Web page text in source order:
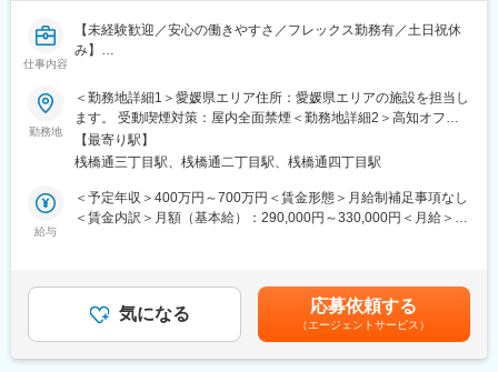
変更の範囲：会社の定める業務
（4）パソコンや書類の整理力：
検査の結果を記録したり、書類をまとめたりする仕事もありま
（5）チームで働く力：
治験は医師、看護師、薬剤師など、いろんな職種の人と協力して
進めるので、チームワークの大切さを学べます。
【同社で働くメリット】
■安心の働きやすさ：
フレックスタイム制も取り入れ、柔軟に働き方をアレンジ可能。
導入研修が80時間あり、手厚いフォロー体制があります。
CRC社内認定制度を採用し、継続研修を充実させることで常に新
仕事内容
【未経験歓迎／安心の働きやすさ／フレックス勤務有／土日祝休
み】
■業務詳細／治験コーディネーター（CRCって何？）
新しい薬や治療法が安全で効果的かどうかを確かめるための臨床
試験（治験）をサポートする仕事です。
＜具体的に＞
患者さんが治験に参加する手続きを助けたり、治験中のデータを
収集・管理をします。
また、患者さんや医師とのコミュニケーションを取り、試験がス
に貢献できるやりがいのある仕事です。
※担当する医療機関に常駐しての業務となります。
勤務地
＜勤務地詳細1＞愛媛県エリア住所：愛媛県エリアの施設を担当し
ます。 受動喫煙対策：屋内全面禁煙＜勤務地詳細2＞高知オフィ
ス住所：高知県高知市仲田町12-27 受動喫煙対策：屋内全面禁煙
変更の範囲：会社の定める事業所
【最寄り駅】
桟橋通三丁目駅、桟橋通二丁目駅、桟橋通四丁目駅
給与
＜予定年収＞400万円～700万円＜賃金形態＞月給制補足事項なし
＜賃金内訳＞月額（基本給）：290,000円～330,000円＜月給＞
る可能性があります。月給(月額)は固定手当を含めた表記です。
気になる 応募依頼する
（エージェントサービス）